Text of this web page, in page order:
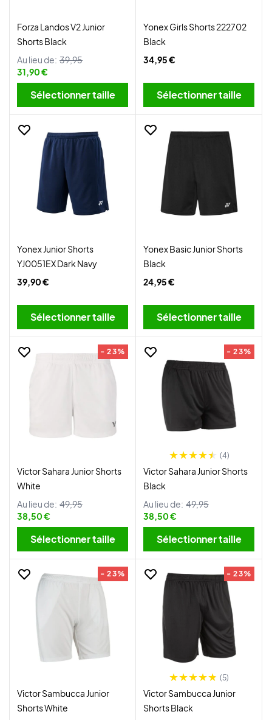
Forza Landos V2 Junior
Shorts Black
Au lieu de: 39,95
31,90 €
Sélectionner taille
Yonex Girls Shorts 222702
Black
34,95 €
Sélectionner taille
Yonex Junior Shorts
YJ0051EX Dark Navy
39,90 €
Sélectionner taille
Yonex Basic Junior Shorts
Black
24,95 €
Sélectionner taille
- 23%
Victor Sahara Junior Shorts
White
Au lieu de: 49,95
38,50 €
Sélectionner taille
- 23%
(4)
Victor Sahara Junior Shorts
Black
Au lieu de: 49,95
38,50 €
Sélectionner taille
- 23%
Victor Sambucca Junior
Shorts White
- 23%
(5)
Victor Sambucca Junior
Shorts Black